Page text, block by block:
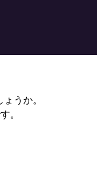
うか。
。